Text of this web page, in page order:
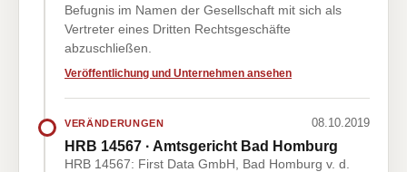
Befugnis im Namen der Gesellschaft mit sich als
Vertreter eines Dritten Rechtsgeschäfte
abzuschließen.
Veröffentlichung und Unternehmen ansehen
VERÄNDERUNGEN 08.10.2019
HRB 14567 · Amtsgericht Bad Homburg
HRB 14567: First Data GmbH, Bad Homburg v. d.